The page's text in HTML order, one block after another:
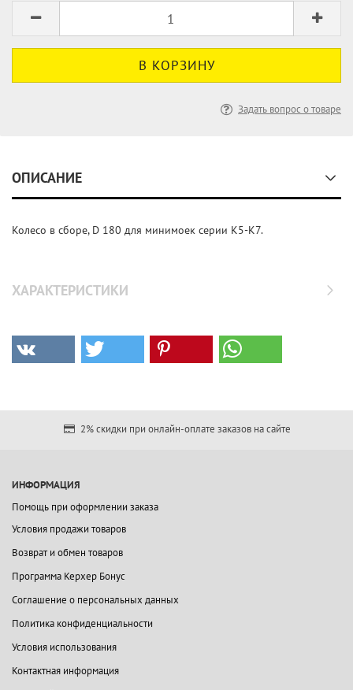
Задать вопрос о товаре
ОПИСАНИЕ
Колесо в сборе, D 180 для минимоек серии K5-K7.
ХАРАКТЕРИСТИКИ
2% скидки при онлайн-оплате заказов на сайте
ИНФОРМАЦИЯ
Помощь при оформлении заказа
Условия продажи товаров
Возврат и обмен товаров
Программа Керхер Бонус
Соглашение о персональных данных
Политика конфиденциальности
Условия использования
Контактная информация